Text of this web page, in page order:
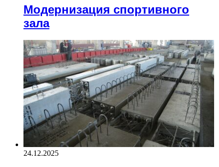
Модернизация спортивного
зала
24.12.2025